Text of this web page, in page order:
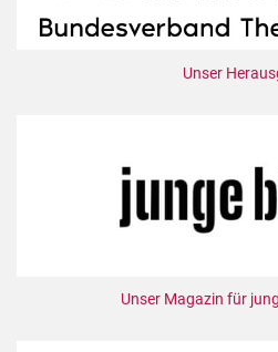
Unser
Unser Magazin für